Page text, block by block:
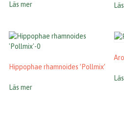
Läs mer
Hippophae rhamnoides ’Pollmix’
Läs mer